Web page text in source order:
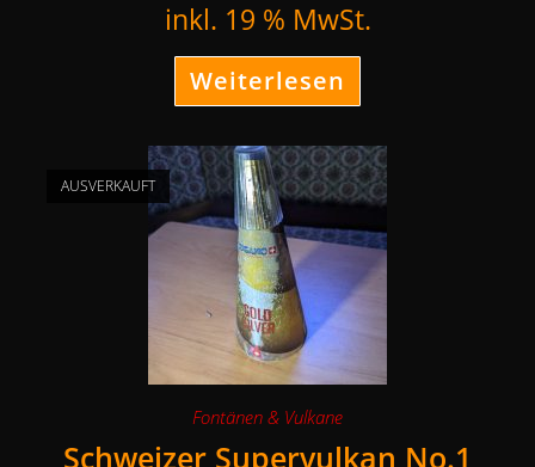
inkl. 19 % MwSt.
Weiterlesen
AUSVERKAUFT
Fontänen & Vulkane
Schweizer Supervulkan No.1